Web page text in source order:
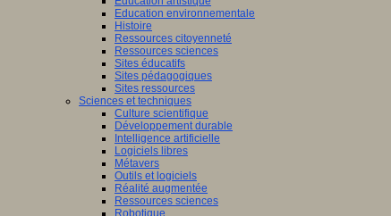
Education environnementale
Histoire
Ressources citoyenneté
Ressources sciences
Sites éducatifs
Sites pédagogiques
Sites ressources
Sciences et techniques
Culture scientifique
Développement durable
Intelligence artificielle
Logiciels libres
Métavers
Outils et logiciels
Réalité augmentée
Ressources sciences
Robotique